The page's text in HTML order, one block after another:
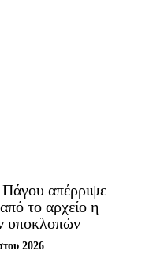
Πάγου απέρριψε
το αρχείο η
υποκλοπών
2026